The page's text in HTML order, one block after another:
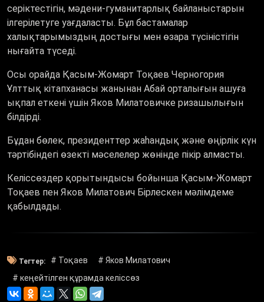
серіктестігін, мәдени-гуманитарлық байланыстарын
ілгерілетуге уағдаласты. Бұл бастамалар
халықтарымыздың достығы мен өзара түсіністігін
нығайта түседі.
Осы орайда Қасым-Жомарт Тоқаев Черногория
Ұлттық кітапханасы жанынан Абай орталығын ашуға
ықпал еткені үшін Яков Милатовичке ризашылығын
білдірді.
Бұдан бөлек, президенттер жаһандық және өңірлік күн
тәртібіндегі өзекті мәселелер жөнінде пікір алмасты.
Келіссөздер қорытындысы бойынша Қасым-Жомарт
Тоқаев пен Яков Милатович Бірлескен мәлімдеме
қабылдады.
Тегтер: # Тоқаев
# Яков Милатович
# кеңейтілген құрамда келіссөз